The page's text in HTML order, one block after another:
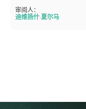
审阅人：
迪维扬什·夏尔马